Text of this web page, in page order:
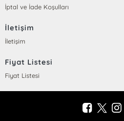
İptal ve İade Koşulları
İletişim
İletişim
Fiyat Listesi
Fiyat Listesi